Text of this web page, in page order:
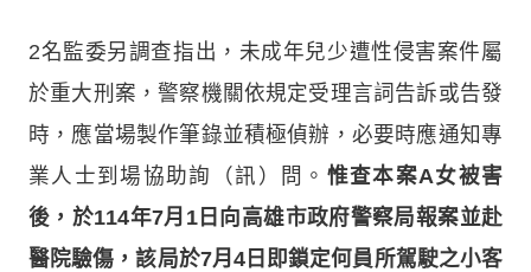
2名監委另調查指出，未成年兒少遭性侵害案件屬
於重大刑案，警察機關依規定受理言詞告訴或告發
時，應當場製作筆錄並積極偵辦，必要時應通知專
業人士到場協助詢（訊）問。 惟查本案A女被害
後，於114年7月1日向高雄市政府警察局報案並赴
醫院驗傷，該局於7月4日即鎖定何員所駕駛之小客